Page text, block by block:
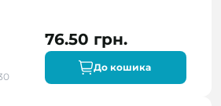
76.50 грн.
До кошика